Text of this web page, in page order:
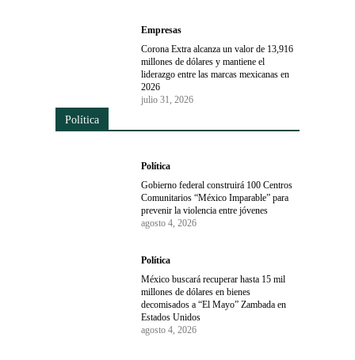
Empresas
Corona Extra alcanza un valor de 13,916
millones de dólares y mantiene el
liderazgo entre las marcas mexicanas en
2026
julio 31, 2026
Política
Política
Gobierno federal construirá 100 Centros
Comunitarios “México Imparable” para
prevenir la violencia entre jóvenes
agosto 4, 2026
Política
México buscará recuperar hasta 15 mil
millones de dólares en bienes
decomisados a “El Mayo” Zambada en
Estados Unidos
agosto 4, 2026